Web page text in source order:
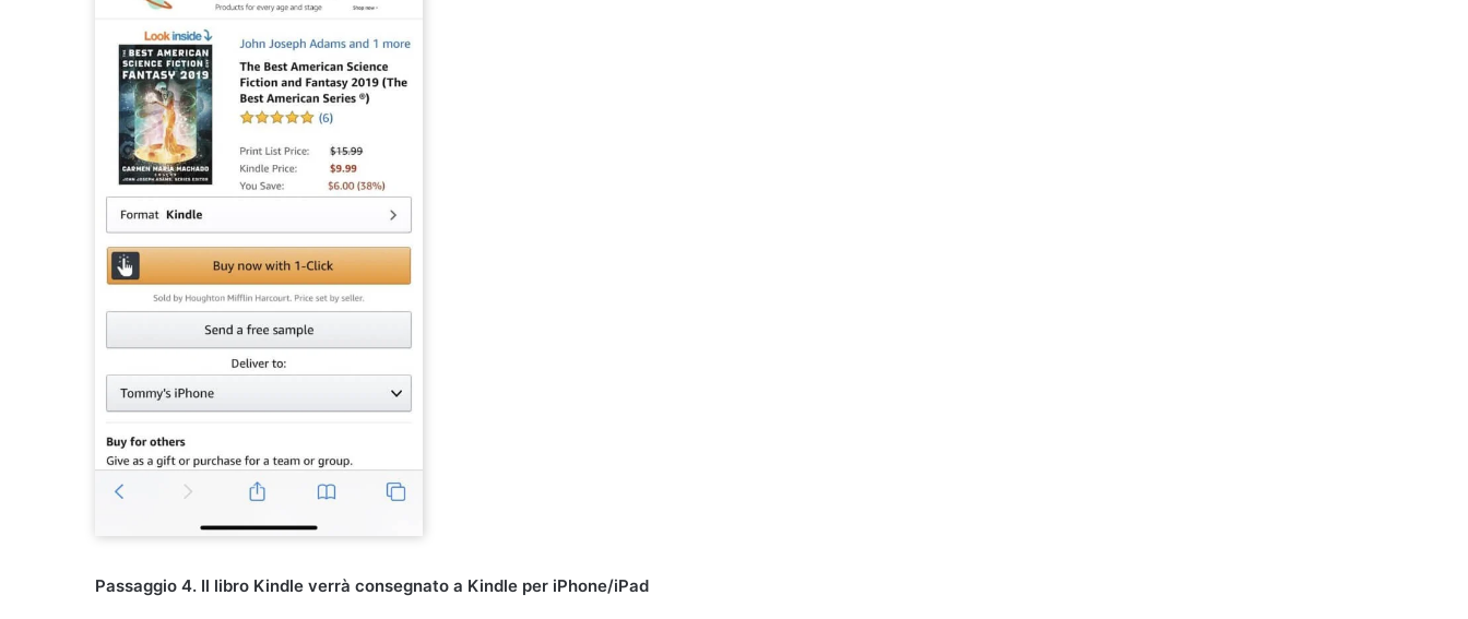
Passaggio 4. Il libro Kindle verrà consegnato a Kindle per iPhone/iPad